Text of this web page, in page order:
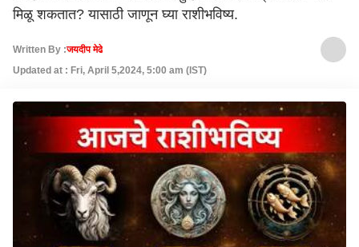
मिळू शकतात? यासाठी जाणून घ्या राशीभविष्य.
Written By :जयदीप मेढे
Updated at : Fri, April 5,2024, 5:00 am (IST)